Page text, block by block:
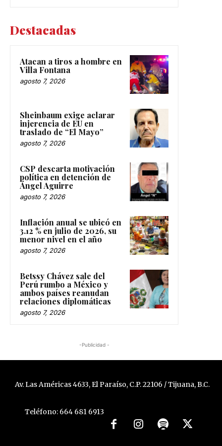
Destacadas
Atacan a tiros a hombre en
Villa Fontana
agosto 7, 2026
Sheinbaum exige aclarar
injerencia de EU en
traslado de “El Mayo”
agosto 7, 2026
CSP descarta motivación
política en detención de
Ángel Aguirre
agosto 7, 2026
Inflación anual se ubicó en
3.12 % en julio de 2026, su
menor nivel en el año
agosto 7, 2026
Betssy Chávez sale del
Perú rumbo a México y
ambos países reanudan
relaciones diplomáticas
agosto 7, 2026
-Publicidad -
Av. Las Américas 4633, El Paraíso, C.P. 22106 / Tijuana, B.C.
Teléfono: 664 681 6913